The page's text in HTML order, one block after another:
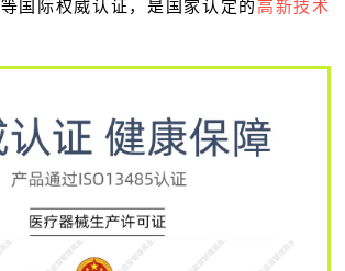
等国际权威认证，是国家认定的 高新技术